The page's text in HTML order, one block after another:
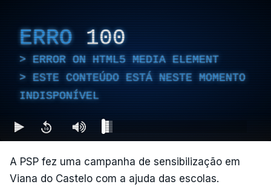
ERRO 100
ERROR ON HTML5 MEDIA ELEMENT
ESTE CONTEÚDO ESTÁ NESTE MOMENTO
INDISPONÍVEL
A PSP fez uma campanha de sensibilização em
Viana do Castelo com a ajuda das escolas.